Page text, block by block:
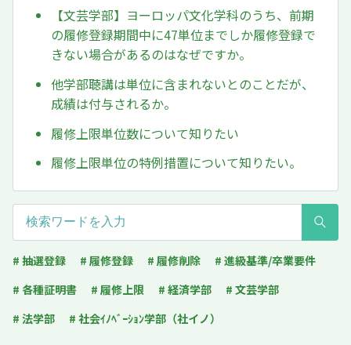
【文芸学部】ヨーロッパ文化学科のうち、前期
の履修登録期間中に47単位までしか履修登録で
きない場合があるのはなぜですか。
他学部聴講は単位に含まれないとのことだが、
成績は付与されるか。
履修上限単位数について知りたい
履修上限単位の特例措置について知りたい。
# 抽選登録 # 履修登録 # 履修削除
# 進級基準/卒業要件
# 各種証明書
# 履修上限 # 経済学部
# 文芸学部
# 法学部
# 社会ｲﾉﾍﾞｰｼｮﾝ学部（社イノ）